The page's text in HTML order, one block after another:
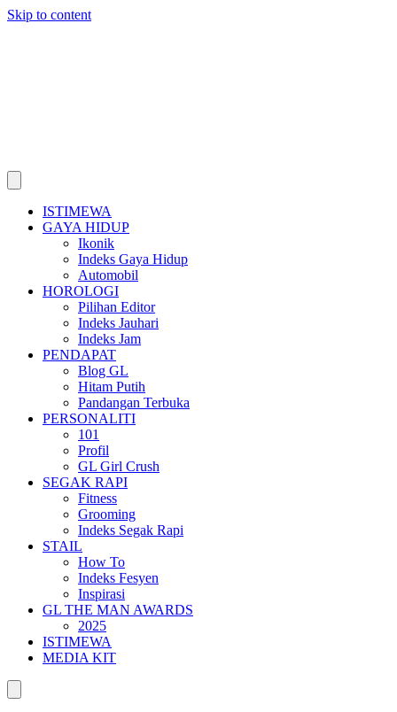
Skip to content
ISTIMEWA
GAYA HIDUP
Ikonik
Indeks Gaya Hidup
Automobil
HOROLOGI
Pilihan Editor
Indeks Jauhari
Indeks Jam
PENDAPAT
Blog GL
Hitam Putih
Pandangan Terbuka
PERSONALITI
101
Profil
GL Girl Crush
SEGAK RAPI
Fitness
Grooming
Indeks Segak Rapi
STAIL
How To
Indeks Fesyen
Inspirasi
GL THE MAN AWARDS
2025
ISTIMEWA
MEDIA KIT